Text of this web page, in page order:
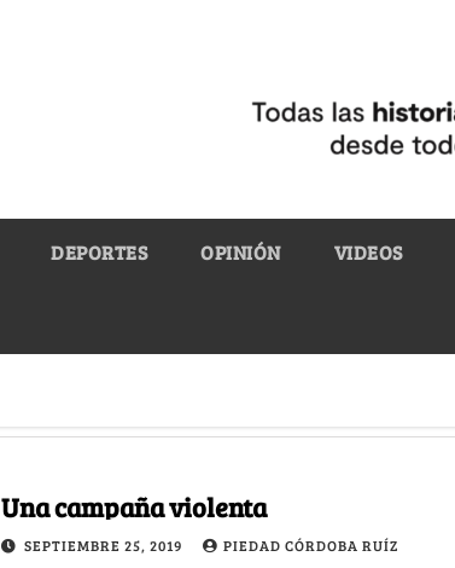
DEPORTES OPINIÓN VIDEOS
Una campaña violenta
SEPTIEMBRE 25, 2019 PIEDAD CÓRDOBA RUÍZ